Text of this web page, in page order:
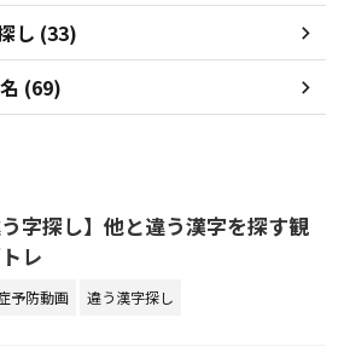
し (33)
(69)
う字探し】他と違う漢字を探す観
レ
予防動画 違う漢字探し